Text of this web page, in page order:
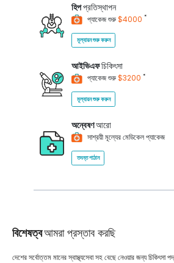
হিপপ্রতিস্থাপন
প্যাকেজ শুরু$4000 *
মূল্যায়ন শুরু করুন
আইভিএফচিকিৎসা
প্যাকেজ শুরু$3200 *
মূল্যায়ন শুরু করুন
অন্বেষণআরো
সাশ্রয়ী মূল্যের মেডিকেল প্যাকেজ
তদন্ত পাঠান
বিশেষত্বআমরা প্রস্তাব করছি
দেশের সর্বোত্তম মানের স্বাস্থ্যসেবা সহ বেছে নেওয়ার জন্য